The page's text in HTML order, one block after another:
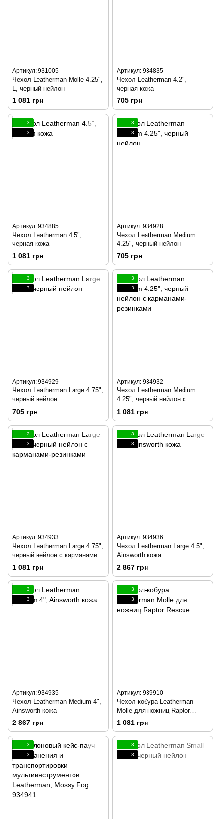
Артикул: 931005
Чехол Leatherman Molle 4.25",
L, черный нейлон
1 081 грн
Артикул: 934835
Чехол Leatherman 4.2",
черная кожа
705 грн
3
3
Артикул: 934885
Чехол Leatherman 4.5",
черная кожа
1 081 грн
3
3
Артикул: 934928
Чехол Leatherman Medium
4.25", черный нейлон
705 грн
3
3
Артикул: 934929
Чехол Leatherman Large 4.75",
черный нейлон
705 грн
3
3
Артикул: 934932
Чехол Leatherman Medium
4.25", черный нейлон с
карманами-резинками
1 081 грн
3
3
Артикул: 934933
Чехол Leatherman Large 4.75",
черный нейлон с карманами-
резинками
1 081 грн
3
3
Артикул: 934936
Чехол Leatherman Large 4.5",
Ainsworth кожа
2 867 грн
3
3
Артикул: 934935
Чехол Leatherman Medium 4",
Ainsworth кожа
2 867 грн
3
3
Артикул: 939910
Чехол-кобура Leatherman
Molle для ножниц Raptor
Rescue
1 081 грн
3
3
3
3